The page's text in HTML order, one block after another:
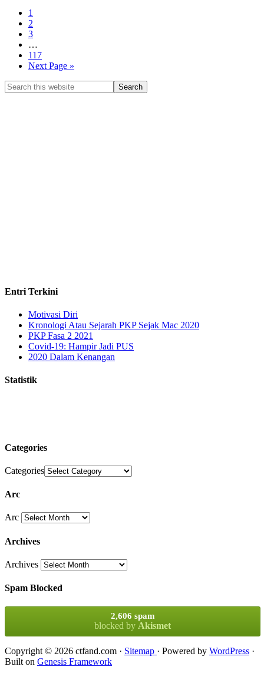
1
2
3
…
117
Next Page »
Entri Terkini
Motivasi Diri
Kronologi Atau Sejarah PKP Sejak Mac 2020
PKP Fasa 2 2021
Covid-19: Hampir Jadi PUS
2020 Dalam Kenangan
Statistik
Categories
Categories
Arc
Arc
Archives
Archives
Spam Blocked
2,606 spam
blocked by Akismet
Copyright © 2026 ctfand.com · Sitemap · Powered by WordPress ·
Built on Genesis Framework